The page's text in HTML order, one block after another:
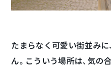
たまらなく可愛い街並み
ん。こういう場所は、気の